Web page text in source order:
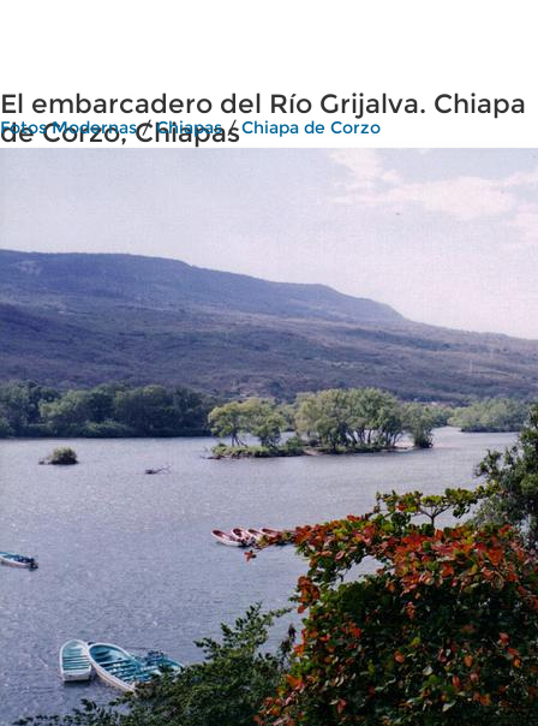
El embarcadero del Río Grijalva. Chiapa
de Corzo, Chiapas
Fotos Modernas/Chiapas/Chiapa de Corzo